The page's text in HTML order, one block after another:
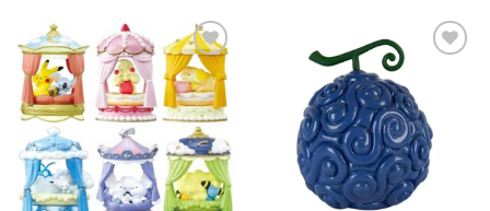
Legg til i
ønskeliste
ønskeliste